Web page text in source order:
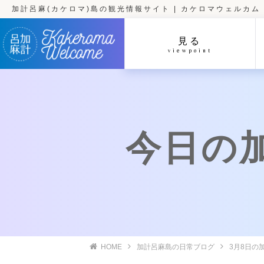
加計呂麻(カケロマ)島の観光情報サイト | カケロマウェルカム
見る
viewpoint
今日の
HOME 加計呂麻島の日常ブログ 3月8日の